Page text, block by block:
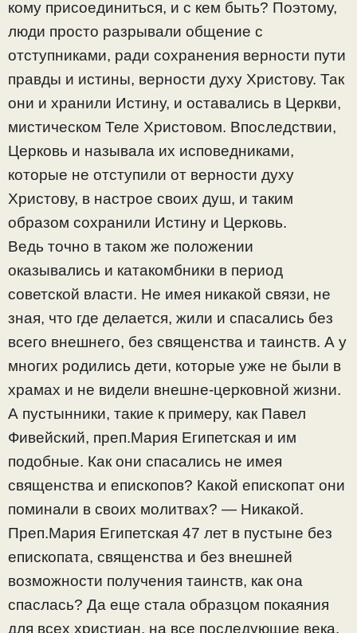
кому присоединиться, и с кем быть? Поэтому,
люди просто разрывали общение с
отступниками, ради сохранения верности пути
правды и истины, верности духу Христову. Так
они и хранили Истину, и оставались в Церкви,
мистическом Теле Христовом. Впоследствии,
Церковь и называла их исповедниками,
которые не отступили от верности духу
Христову, в настрое своих душ, и таким
образом сохранили Истину и Церковь.
Ведь точно в таком же положении
оказывались и катакомбники в период
советской власти. Не имея никакой связи, не
зная, что где делается, жили и спасались без
всего внешнего, без священства и таинств. А у
многих родились дети, которые уже не были в
храмах и не видели внешне-церковной жизни.
А пустынники, такие к примеру, как Павел
Фивейский, преп.Мария Египетская и им
подобные. Как они спасались не имея
священства и епископов? Какой епископат они
поминали в своих молитвах? — Никакой.
Преп.Мария Египетская 47 лет в пустыне без
епископата, священства и без внешней
возможности получения таинств, как она
спаслась? Да еще стала образцом покаяния
для всех христиан, на все последующие века.